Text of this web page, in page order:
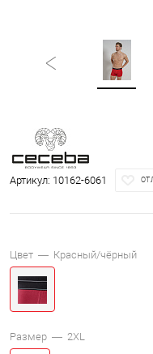
Артикул: 10162-6061
Цвет — Красный/чёрный
Размер — 2XL